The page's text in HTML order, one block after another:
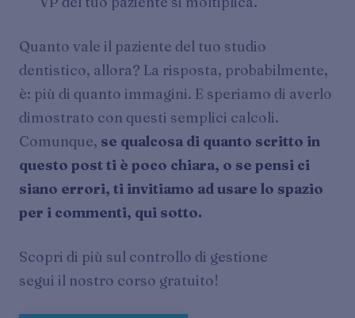
Quanto vale il paziente del tuo studio
dentistico, allora? La risposta, probabilmente,
è: più di quanto immagini. E speriamo di averlo
dimostrato con questi semplici calcoli.
Comunque, se qualcosa di quanto scritto in
questo post ti è poco chiara, o se pensi ci
siano errori, ti invitiamo ad usare lo spazio
per i commenti, qui sotto.
Scopri di più sul controllo di gestione
segui il nostro corso gratuito!